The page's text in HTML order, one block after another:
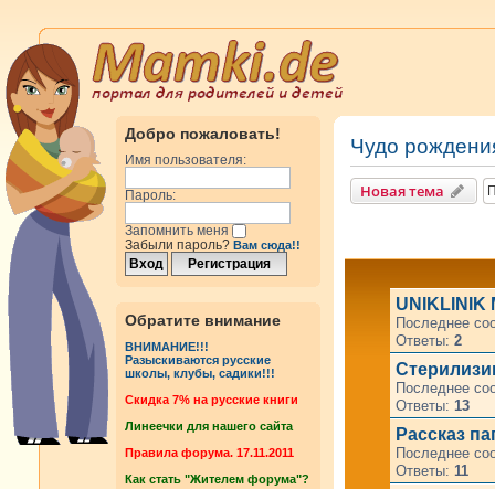
Добро пожаловать!
Имя пользователя:
Пароль:
Запомнить меня
Забыли пароль? Вам сюда!!
Обратите внимание
ВНИМАНИЕ!!!
Разыскиваются русские
школы, клубы, садики!!!
Cкидка 7% на русские книги
Линеечки для нашего сайта
Правила форума. 17.11.2011
Как стать "Жителем форума"?
Чудо
Новая тема
UNIKLINIK
Последнее
Ответы: 2
Последнее
Ответы: 13
Рассказ
Последнее
Ответы: 11